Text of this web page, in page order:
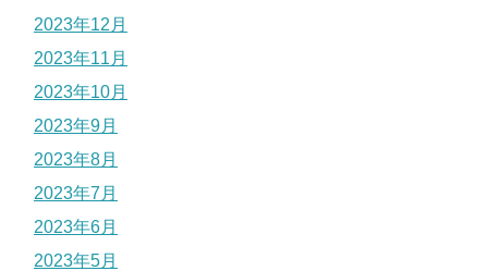
2023年12月
2023年11月
2023年10月
2023年9月
2023年8月
2023年7月
2023年6月
2023年5月